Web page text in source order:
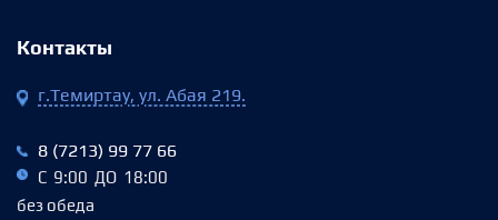
Контакты
г.Темиртау, ул. Абая 219.
8 (7213) 99 77 66
С 9:00 ДО 18:00
без обеда